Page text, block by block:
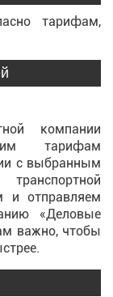
тарифам,
компании
тарифам
с выбранным
и отправляем
«Деловые
важно, чтобы